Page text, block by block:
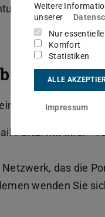
den
prüfen Sie bitte
Portal mit Ihrer
das die
wenden Sie
Weitere
unserer
Nur essentielle
Komfort
Statistiken
ALLE
Impressum